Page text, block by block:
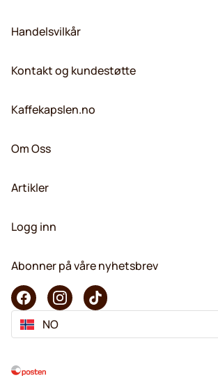
Handelsvilkår
Kontakt og kundestøtte
Kaffekapslen.no
Om Oss
Artikler
Logg inn
Abonner på våre nyhetsbrev
NO